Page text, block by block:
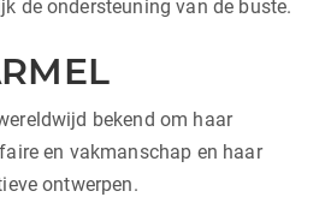
de ondersteuning van de buste.
bekend om haar
en vakmanschap en haar
ontwerpen.